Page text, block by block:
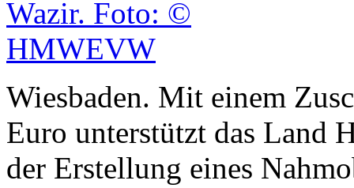
Wiesbaden. Mit einem
Euro unterstützt das Land
der Erstellung eines